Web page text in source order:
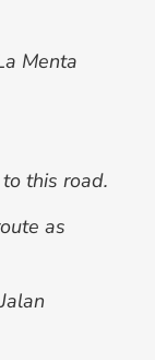
Menta
this road.
as